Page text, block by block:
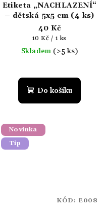
Etiketa „NACHLAZENÍ“
– dětská 5x5 cm (4 ks)
40 Kč
Měrná
cena:
10 Kč / 1 ks
Skladem (>5 ks)
Do košíku
Novinka
Tip
KÓD: E008